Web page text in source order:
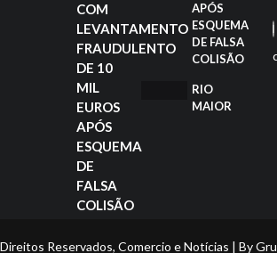
COM
LEVANTAMENTO
FRAUDULENTO
DE 10
MIL
EUROS
APÓS
ESQUEMA
DE
FALSA
COLISÃO
APÓS
ESQUEMA
DE FALSA
COLISÃO
RIO
MAIOR
Direitos Reservados, Comercio e Notícias | By